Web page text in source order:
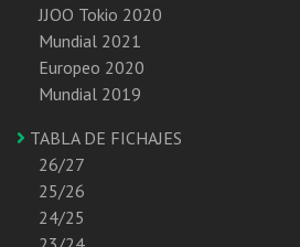
JJOO Tokio 2020
Mundial 2021
Europeo 2020
Mundial 2019
TABLA DE FICHAJES
26/27
25/26
24/25